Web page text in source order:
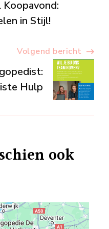
Koopavond:
in Stijl!
Volgend bericht
Hulp
ook